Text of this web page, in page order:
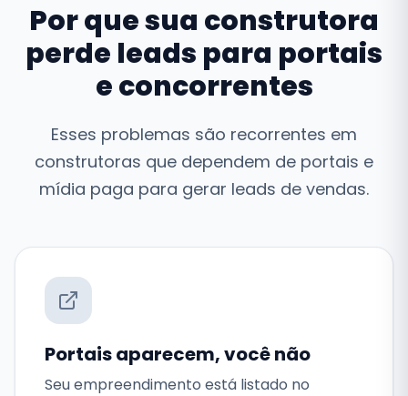
Por que sua construtora
perde leads para portais
e concorrentes
Esses problemas são recorrentes em
construtoras que dependem de portais e
mídia paga para gerar leads de vendas.
Portais aparecem, você não
Seu empreendimento está listado no